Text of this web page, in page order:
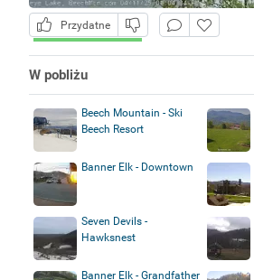
Przydatne
W pobliżu
Beech Mountain - Ski
Beech Resort
Banner Elk - Downtown
Seven Devils -
Hawksnest
Banner Elk - Grandfather